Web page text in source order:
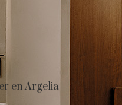
en Argelia